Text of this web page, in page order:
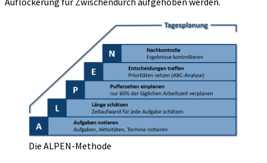
Die ALPEN-Methode